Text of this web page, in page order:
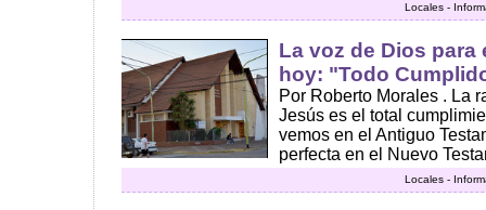
Locales -
La voz de Dios para
hoy: "Todo
Por Roberto Morales . La
Jesús es el total
vemos en el Antiguo
perfecta en el Nuevo
Locales -